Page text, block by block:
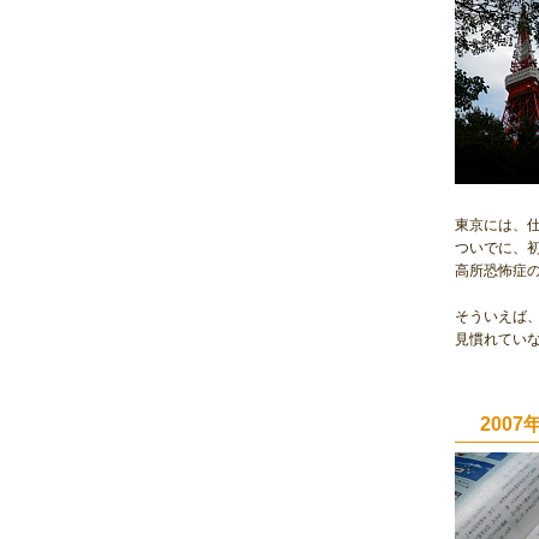
東京には、
ついでに、
高所恐怖症
そういえば
見慣れてい
2007